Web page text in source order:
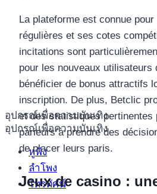
อุปกรณ์เพื่อความบันเทิง
อุปกรณ์เพื่อความบันเทิง
หูฟัง
ลำโพง
โทรทัศน์
La plateforme est connue
régulières et ses cotes
incitations sont
pour les nouveaux utilisateurs
bénéficier de bonus attractifs
inscription. De plus, Betclic
et des statistiques pertinentes
parieurs à prendre des
de placer leurs paris.
Jeux de casino :